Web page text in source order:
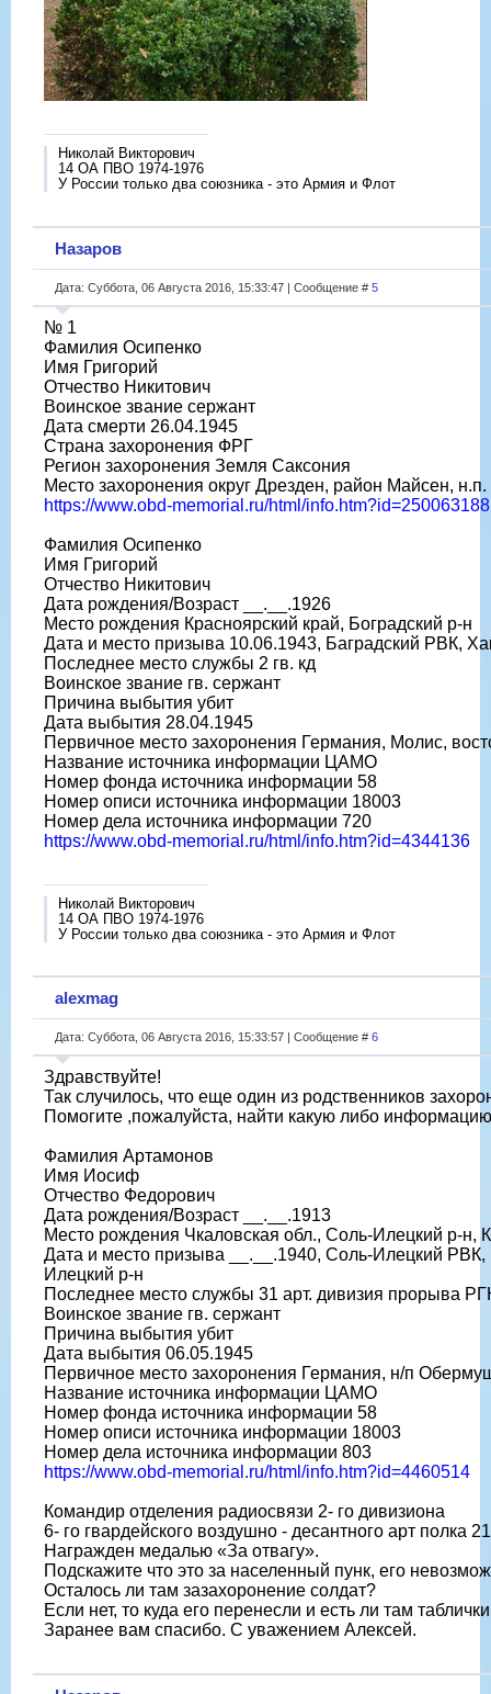
Николай Викторович
14 ОА ПВО 1974-1976
У России только два союзника - это Армия и Флот
Назаров
Дата: Суббота, 06 Августа 2016, 15:33:47 | Сообщение # 5
№ 1
Фамилия Осипенко
Имя Григорий
Отчество Никитович
Воинское звание сержант
Дата смерти 26.04.1945
Страна захоронения ФРГ
Регион захоронения Земля Саксония
Место захоронения округ Дрезден, район Майсен,
https://www.obd-memorial.ru/html/info.htm?id=250063188
Фамилия Осипенко
Имя Григорий
Отчество Никитович
Дата рождения/Возраст __.__.1926
Место рождения Красноярский край, Боградский р-н
Дата и место призыва 10.06.1943, Баградский РВК,
Последнее место службы 2 гв. кд
Воинское звание гв. сержант
Причина выбытия убит
Дата выбытия 28.04.1945
Первичное место захоронения Германия, Молис,
Название источника информации ЦАМО
Номер фонда источника информации 58
Номер описи источника информации 18003
Номер дела источника информации 720
https://www.obd-memorial.ru/html/info.htm?id=4344136
Николай Викторович
14 ОА ПВО 1974-1976
У России только два союзника - это Армия и Флот
alexmag
Дата: Суббота, 06 Августа 2016, 15:33:57 | Сообщение # 6
Здравствуйте!
Так случилось, что еще один из родственников
Помогите ,пожалуйста, найти какую либо
Фамилия Артамонов
Имя Иосиф
Отчество Федорович
Дата рождения/Возраст __.__.1913
Место рождения Чкаловская обл., Соль-Илецкий р-н,
Дата и место призыва __.__.1940, Соль-Илецкий РВК,
Илецкий р-н
Последнее место службы 31 арт. дивизия прорыва
Воинское звание гв. сержант
Причина выбытия убит
Дата выбытия 06.05.1945
Первичное место захоронения Германия, н/п
Название источника информации ЦАМО
Номер фонда источника информации 58
Номер описи источника информации 18003
Номер дела источника информации 803
https://www.obd-memorial.ru/html/info.htm?id=4460514
Командир отделения радиосвязи 2- го дивизиона
6- го гвардейского воздушно - десантного арт полка
Награжден медалью «За отвагу».
Подскажите что это за населенный пунк, его
Осталось ли там зазахоронение солдат?
Если нет, то куда его перенесли и есть ли там
Заранее вам спасибо. С уважением Алексей.